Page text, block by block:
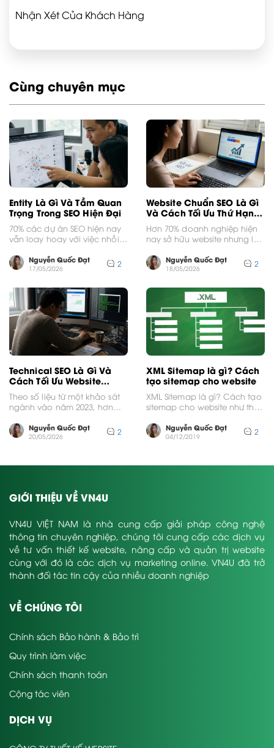
Nhận Xét Của Khách Hàng
Cùng chuyên mục
Entity Là Gì Và Tầm Quan
Trọng Trong SEO Hiện Đại
70% các dự án SEO hiện nay
vẫn loay hoay với việc nhồi
Nguyễn Quốc Đạt
17/05/2026 2
Website Chuẩn SEO Là Gì
Và Cách Tối Ưu Thứ Hạng
Nhanh
Hơn 70% doanh nghiệp hiện
nay sở hữu website nhưng lại
hàng mục...
Nguyễn Quốc Đạt
18/05/2026 2
Technical SEO Là Gì Và
Cách Tối Ưu Website
Chuyên Sâu
Theo số liệu từ một khảo sát
ngành vào năm 2023, hơn
Nguyễn Quốc Đạt
20/05/2026 2
XML Sitemap là gì? Cách
tạo sitemap cho website
XML Sitemap là gì? Cách tạo
sitemap cho website như thế
Nguyễn Quốc Đạt
04/12/2019 2
GIỚI THIỆU VỀ VN4U
VN4U VIỆT NAM là nhà cung cấp giải pháp công nghệ
thông tin chuyên nghiệp, chúng tôi cung cấp các dịch vụ
về tư vấn thiết kế website, nâng cấp và quản trị website
cùng với đó là các dịch vụ marketing online. VN4U đã trở
thành đối tác tin cậy của nhiều doanh nghiệp
VỀ CHÚNG TÔI
Chính sách Bảo hành & Bảo trì
Quy trình làm việc
Chính sách thanh toán
Cộng tác viên
DỊCH VỤ